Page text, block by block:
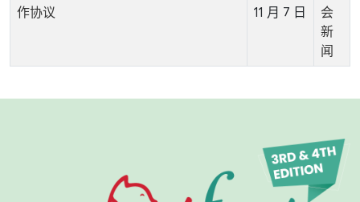
作协议
11 月 7 日
会
新
闻